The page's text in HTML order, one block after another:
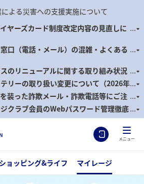
よる災害への支援実施について
ヤーズカード制度改定内容の見直しに
口（電話・メール）の混雑・よくある
のリニューアルに関する取り組み状況
リーの取り扱い変更について（2026年
装った詐欺メール・詐欺電話等にご注
クラブ会員のWebパスワード管理徹底
策推奨のお知らせ
メニュー
ショッピング&ライフ
マイレージ